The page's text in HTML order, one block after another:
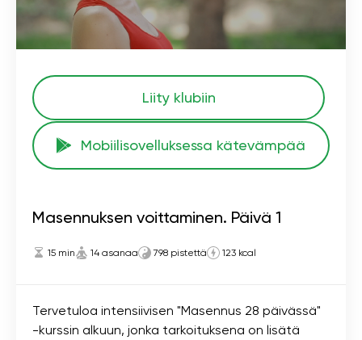
Liity klubiin
Mobiilisovelluksessa kätevämpää
Masennuksen voittaminen. Päivä 1
15 min 14 asanaa 798 pistettä 123 kcal
Tervetuloa intensiivisen "Masennus 28 päivässä"
-kurssin alkuun, jonka tarkoituksena on lisätä